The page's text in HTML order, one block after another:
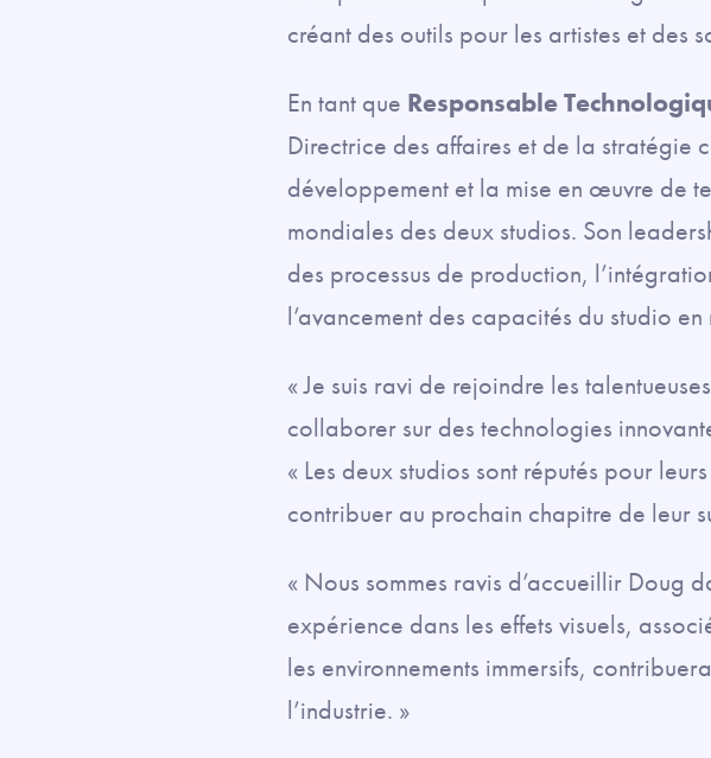
créant des outils pour les artistes et des
En tant que Responsable
Directrice des affaires et de la stratégie
développement et la mise en œuvre de
mondiales des deux studios. Son
des processus de production,
l’avancement des capacités du studio
« Je suis ravi de rejoindre les
collaborer sur des technologies
« Les deux studios sont réputés pour
contribuer au prochain chapitre de leur
« Nous sommes ravis d’accueillir Doug
expérience dans les effets visuels,
les environnements immersifs,
l’industrie. »